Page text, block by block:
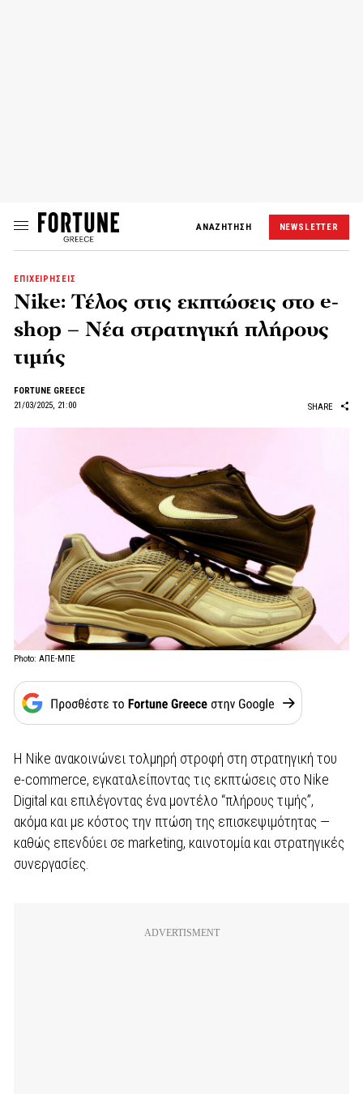
ΑΝΑΖΗΤΗΣΗ NEWSLETTER
ΕΠΙΧΕΙΡΗΣΕΙΣ
Nike: Τέλος στις εκπτώσεις στο e-
shop – Νέα στρατηγική πλήρους
τιμής
FORTUNE GREECE
21/03/2025, 21:00
SHARE
Photo: ΑΠΕ-ΜΠΕ
Η Nike ανακοινώνει τολμηρή στροφή στη στρατηγική του
e-commerce, εγκαταλείποντας τις εκπτώσεις στο Nike
Digital και επιλέγοντας ένα μοντέλο “πλήρους τιμής”,
ακόμα και με κόστος την πτώση της επισκεψιμότητας —
καθώς επενδύει σε marketing, καινοτομία και στρατηγικές
συνεργασίες.